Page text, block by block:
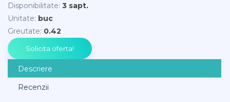
Disponibilitate: 3 sapt.
Unitate: buc
Greutate: 0.42
Descriere
Recenzii